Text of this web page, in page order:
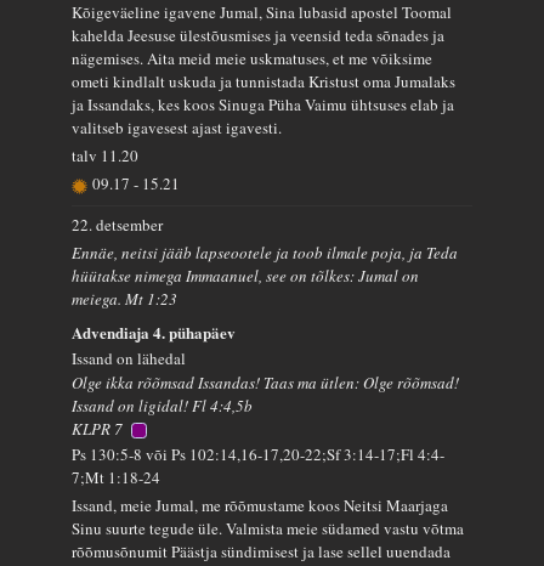
Kõigeväeline igavene Jumal, Sina lubasid apostel Toomal
kahelda Jeesuse ülestõusmises ja veensid teda sõnades ja
nägemises. Aita meid meie uskmatuses, et me võiksime
ometi kindlalt uskuda ja tunnistada Kristust oma Jumalaks
ja Issandaks, kes koos Sinuga Püha Vaimu ühtsuses elab ja
valitseb igavesest ajast igavesti.
talv 11.20
09.17- 15.21
22. detsember
Ennäe, neitsi jääb lapseootele ja toob ilmale poja, ja Teda
hüütakse nimega Immaanuel, see on tõlkes: Jumal on
meiega. Mt 1:23
Advendiaja 4. pühapäev
Issand on lähedal
Olge ikka rõõmsad Issandas! Taas ma ütlen: Olge rõõmsad!
Issand on ligidal! Fl 4:4,5b
KLPR 7
Ps 130:5-8 või Ps 102:14,16-17,20-22;Sf 3:14-17;Fl 4:4-
7;Mt 1:18-24
Issand, meie Jumal, me rõõmustame koos Neitsi Maarjaga
Sinu suurte tegude üle. Valmista meie südamed vastu võtma
rõõmusõnumit Päästja sündimisest ja lase sellel uuendada